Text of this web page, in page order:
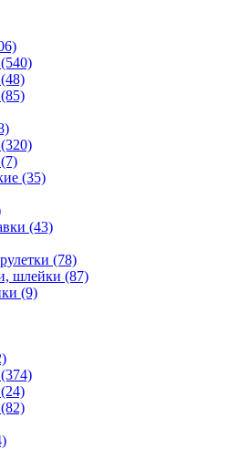
(540)
(48)
(85)
(320)
(7)
(35)
(43)
(78)
шлейки (87)
(9)
(374)
(24)
(82)